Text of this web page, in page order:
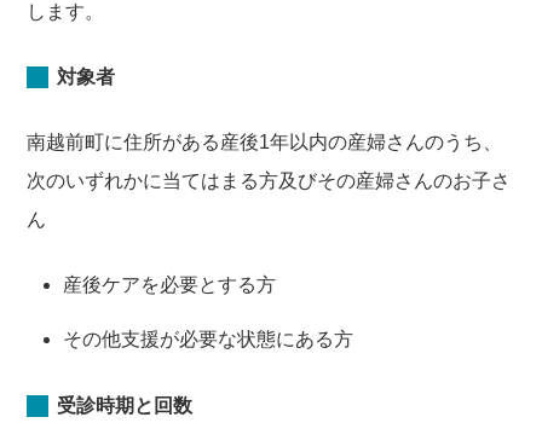
します。
対象者
南越前町に住所がある産後1年以内の産婦さんのうち、
次のいずれかに当てはまる方及びその産婦さんのお子さ
ん
産後ケアを必要とする方
その他支援が必要な状態にある方
受診時期と回数